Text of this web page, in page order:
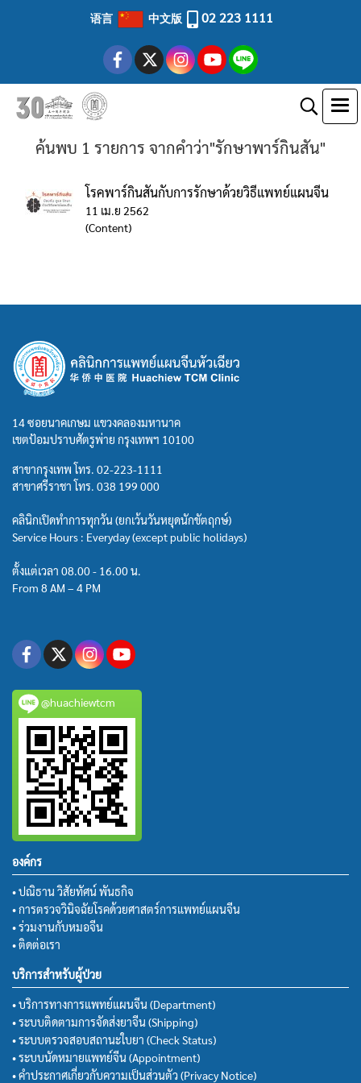
语言 中文版 02 223 1111
ค้นพบ 1 รายการ จากคำว่า"รักษาพาร์กินสัน"
โรคพาร์กินสันกับการรักษาด้วยวิธีแพทย์แผนจีน
11 เม.ย 2562
(Content)
14 ซอยนาคเกษม แขวงคลองมหานาค
เขตป้อมปราบศัตรูพ่าย กรุงเทพฯ 10100
สาขากรุงเทพ โทร. 02-223-1111
สาขาศรีราชา โทร. 038 199 000
คลินิกเปิดทำการทุกวัน (ยกเว้นวันหยุดนักขัตฤกษ์)
Service Hours : Everyday (except public holidays)
ตั้งแต่เวลา 08.00 - 16.00 น.
From 8 AM – 4 PM
@huachiewtcm
องค์กร
• ปณิธาน วิสัยทัศน์ พันธกิจ
• การตรวจวินิจฉัยโรคด้วยศาสตร์การแพทย์แผนจีน
• ร่วมงานกับหมอจีน
• ติดต่อเรา
บริการสำหรับผู้ป่วย
• บริการทางการแพทย์แผนจีน (Department)
• ระบบติดตามการจัดส่งยาจีน (Shipping)
• ระบบตรวจสอบสถานะใบยา (Check Status)
• ระบบนัดหมายแพทย์จีน (Appointment)
• คำประกาศเกี่ยวกับความเป็นส่วนตัว (Privacy Notice)